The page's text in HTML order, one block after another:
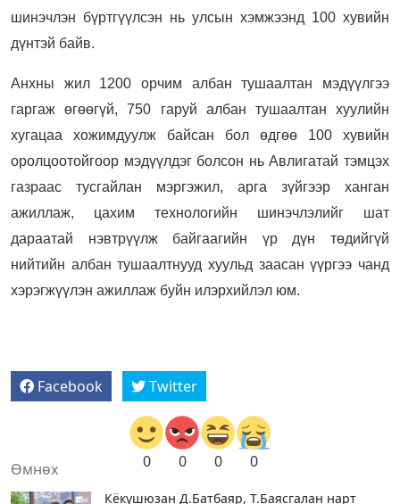
шинэчлэн бүртгүүлсэн нь улсын хэмжээнд 100 хувийн
дүнтэй байв.
Анхны жил 1200 орчим албан тушаалтан мэдүүлгээ
гаргаж өгөөгүй, 750 гаруй албан тушаалтан хуулийн
хугацаа хожимдуулж байсан бол өдгөө 100 хувийн
оролцоотойгоор мэдүүлдэг болсон нь Авлигатай тэмцэх
газраас тусгайлан мэргэжил, арга зүйгээр ханган
ажиллаж, цахим технологийн шинэчлэлийг шат
дараатай нэвтрүүлж байгаагийн үр дүн төдийгүй
нийтийн албан тушаалтнууд хуульд заасан үүргээ чанд
хэрэгжүүлэн ажиллаж буйн илэрхийлэл юм.
Facebook Twitter
0 0 0 0
Өмнөх
Кёкүшюзан Д.Батбаяр, Т.Баясгалан нарт